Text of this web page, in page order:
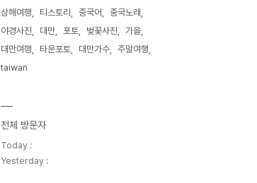
상해여행
티스토리 중국어
중국노래
야경사진
대만 포토 벚꽃사진
가을
대만여행
타운포토 대만가수
주말여행
taiwan
전체 방문자
Today :
Yesterday :